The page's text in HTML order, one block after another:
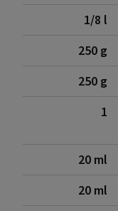
1/8 l
250 g
250 g
1
20 ml
20 ml